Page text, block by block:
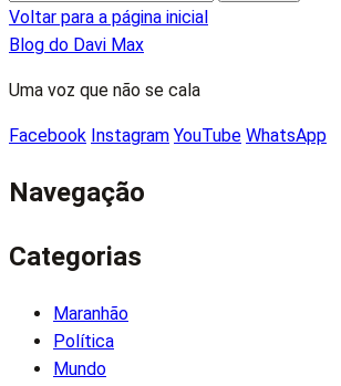
por:
Voltar para a página inicial
Blog do Davi Max
Uma voz que não se cala
Facebook Instagram YouTube WhatsApp
Navegação
Categorias
Maranhão
Política
Mundo